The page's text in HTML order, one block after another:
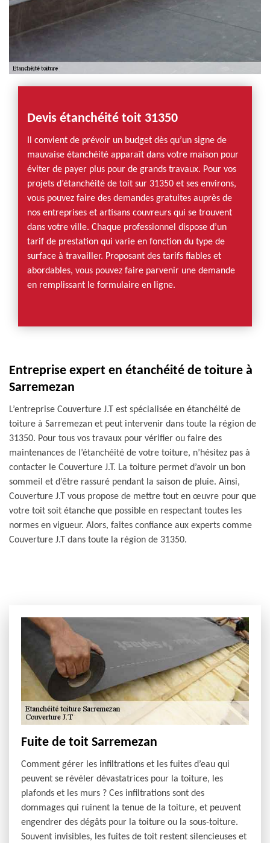
Devis étanchéité toit 31350
Il convient de prévoir un budget dès qu’un signe de
mauvaise étanchéité apparaît dans votre maison pour
éviter de payer plus pour de grands travaux. Pour vos
projets d’étanchéité de toit sur 31350 et ses environs,
vous pouvez faire des demandes gratuites auprès de
nos entreprises et artisans couvreurs qui se trouvent
dans votre ville. Chaque professionnel dispose d’un
tarif de prestation qui varie en fonction du type de
surface à travailler. Proposant des tarifs fiables et
abordables, vous pouvez faire parvenir une demande
en remplissant le formulaire en ligne.
Entreprise expert en étanchéité de toiture à
Sarremezan
L’entreprise Couverture J.T est spécialisée en étanchéité de
toiture à Sarremezan et peut intervenir dans toute la région de
31350. Pour tous vos travaux pour vérifier ou faire des
maintenances de l’étanchéité de votre toiture, n’hésitez pas à
contacter le Couverture J.T. La toiture permet d’avoir un bon
sommeil et d’être rassuré pendant la saison de pluie. Ainsi,
Couverture J.T vous propose de mettre tout en œuvre pour que
votre toit soit étanche que possible en respectant toutes les
normes en vigueur. Alors, faites confiance aux experts comme
Couverture J.T dans toute la région de 31350.
Fuite de toit Sarremezan
Comment gérer les infiltrations et les fuites d’eau qui
peuvent se révéler dévastatrices pour la toiture, les
plafonds et les murs ? Ces infiltrations sont des
dommages qui ruinent la tenue de la toiture, et peuvent
engendrer des dégâts pour la toiture ou la sous-toiture.
Souvent invisibles, les fuites de toit restent silencieuses et